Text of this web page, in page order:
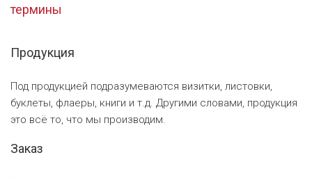
термины
Продукция
Под продукцией подразумеваются визитки, листовки,
буклеты, флаеры, книги и т.д. Другими словами, продукция
это всё то, что мы производим.
Заказ